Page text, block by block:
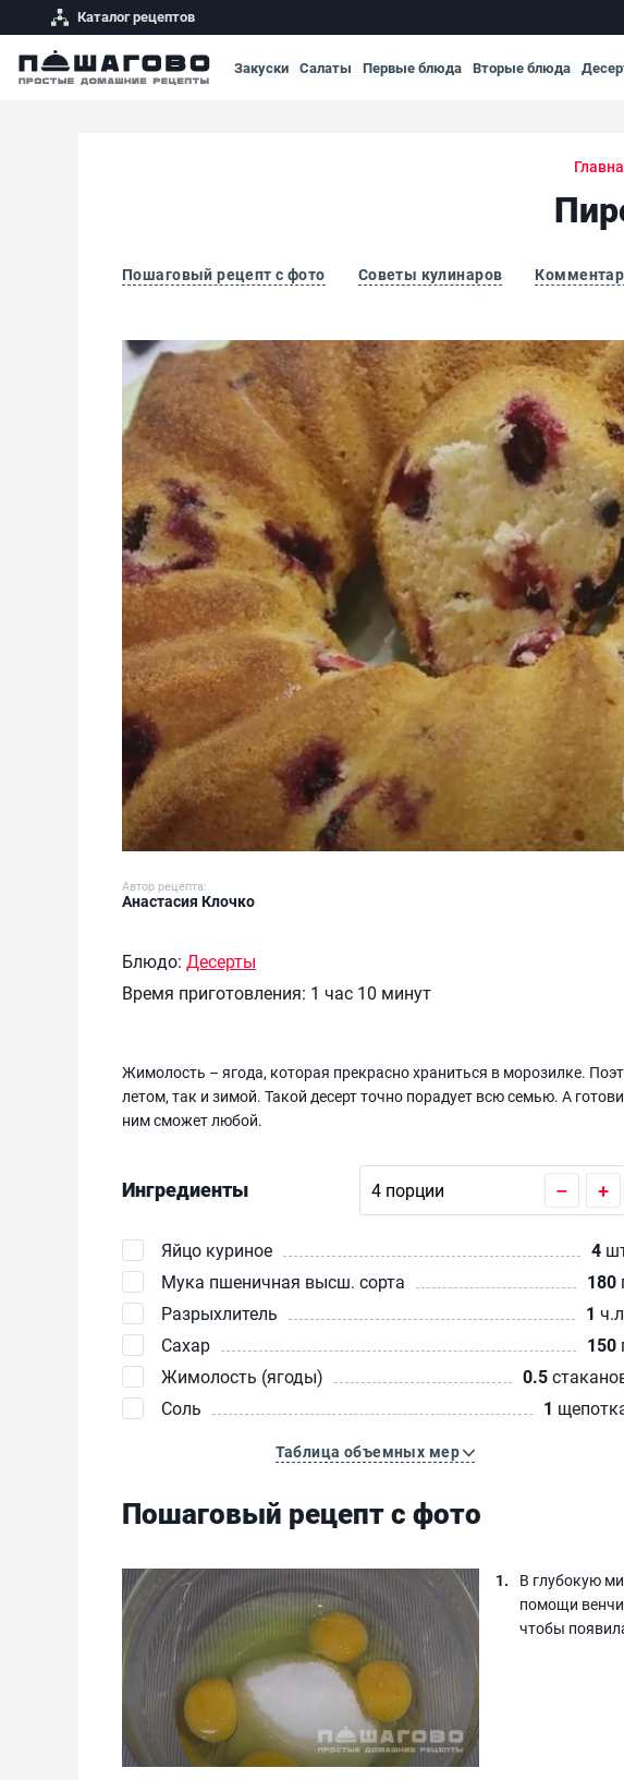
Каталог рецептов
Закуски Салаты Первые блюда Вторые блюда
Пошаговый рецепт с фото Советы кулинаров
Пирог с жимолостью
Автор рецепта:
Анастасия Клочко
Блюдо: Десерты
Время приготовления: 1 час 10 минут
Жимолость – ягода, которая прекрасно храниться в морозилке.
летом, так и зимой. Такой десерт точно порадует всю семью. А
ним сможет любой.
Ингредиенты – +
Яйцо куриное 4
Мука пшеничная высш. сорта
180
Разрыхлитель
1
Сахар
150
Жимолость (ягоды)
0.5
Соль
1
Таблица объемных мер
Пошаговый рецепт с фото
В глубокую
помощи
чтобы